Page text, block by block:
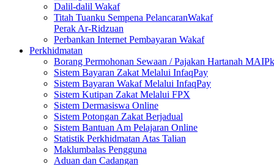
Dalil-dalil Wakaf
Titah Tuanku Sempena PelancaranWakaf
Perak Ar-Ridzuan
Perbankan Internet Pembayaran Wakaf
Perkhidmatan
Borang Permohonan Sewaan / Pajakan Hartanah MAIPk
Sistem Bayaran Zakat Melalui InfaqPay
Sistem Bayaran Wakaf Melalui InfaqPay
Sistem Kutipan Zakat Melalui FPX
Sistem Dermasiswa Online
Sistem Potongan Zakat Berjadual
Sistem Bantuan Am Pelajaran Online
Statistik Perkhidmatan Atas Talian
Maklumbalas Pengguna
Aduan dan Cadangan